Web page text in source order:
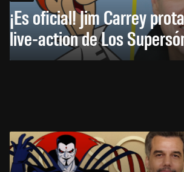
¡Es oficial! Jim Carrey
live-action de Los